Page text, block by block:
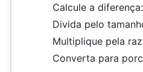
Calcule a
Divida pelo
Multiplique pela
Converta para